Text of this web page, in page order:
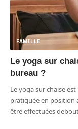
FAMILLE
Le yoga sur
bureau ?
Le yoga sur chaise
pratiquée en position
être effectuées